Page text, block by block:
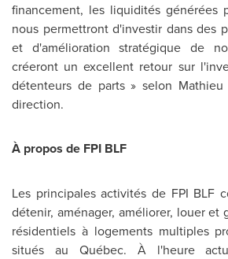
financement, les liquidités générées
nous permettront d'investir dans des
et d'amélioration stratégique de
créeront un excellent retour sur
détenteurs de parts » selon Mathieu
direction.
À propos de FPI BLF
Les principales activités de FPI BLF
détenir, aménager, améliorer, louer et
résidentiels à logements multiples
situés au Québec. À l'heure